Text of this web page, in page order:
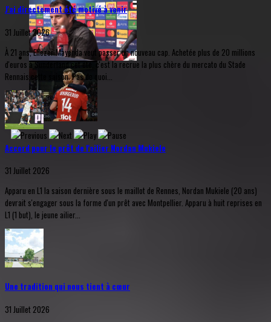
J'ai directement été motivé à venir
31 Juillet 2026
À 21 ans, Eliezer Mayenda veut passer un nouveau cap. Achetée plus de 20 millions
d'euros à Sunderland cet été, c'est la recrue la plus chère du mercato du Stade
Rennais cette saison. Pas de quoi...
Accord pour le prêt de l'ailier Nordan Mukiele
31 Juillet 2026
Apparu en L1 la saison dernière sous le maillot de Rennes, Nordan Mukiele (20 ans)
devrait s'engager sous la forme d'un prêt avec Montpellier. Apparu à huit reprises en
L1 (1 but), le jeune ailier...
Une tradition qui nous tient à cœur
31 Juillet 2026